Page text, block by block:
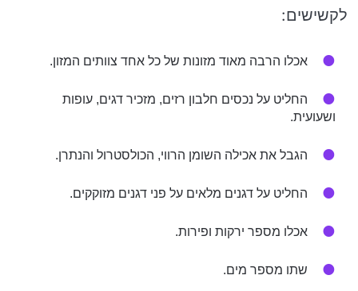
לקשישים:
אכלו הרבה מאוד מזונות של כל אחד צוותים המזון.
החליט על נכסים חלבון רזים, מזכיר דגים, עופות
ושעועית.
הגבל את אכילה השומן הרווי, הכולסטרול והנתרן.
החליט על דגנים מלאים על פני דגנים מזוקקים.
אכלו מספר ירקות ופירות.
שתו מספר מים.